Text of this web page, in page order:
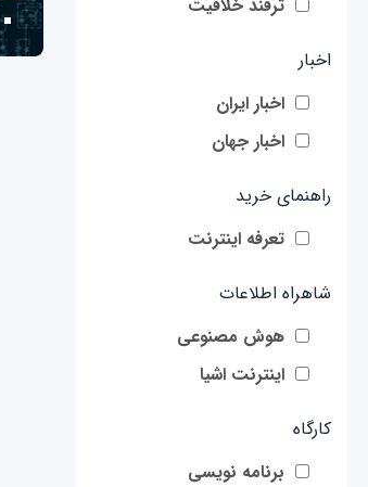
ترفند خلاقیت
اخبار
اخبار ایران
اخبار جهان
راهنمای خرید
تعرفه اینترنت
شاهراه اطلاعات
هوش مصنوعی
اینترنت اشیا
کارگاه
برنامه نویسی